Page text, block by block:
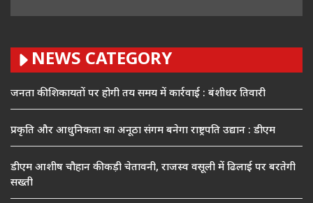
NEWS CATEGORY
जनता की शिकायतों पर होगी तय समय में कार्रवाई : बंशीधर तिवारी
प्रकृति और आधुनिकता का अनूठा संगम बनेगा राष्ट्रपति उद्यान : डीएम
डीएम आशीष चौहान की कड़ी चेतावनी, राजस्व वसूली में ढिलाई पर बरतेगी
सख्ती